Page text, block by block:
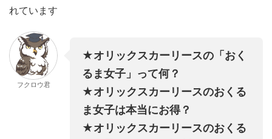
れています
フクロウ君
★オリックスカーリースの「おく
るま女子」って何？
★オリックスカーリースのおくる
ま女子は本当にお得？
★オリックスカーリースのおくる